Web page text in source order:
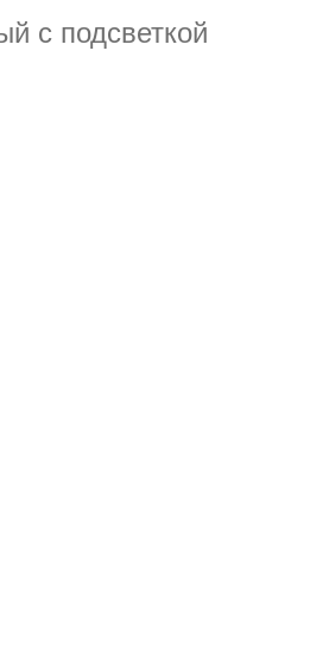
с подсветкой